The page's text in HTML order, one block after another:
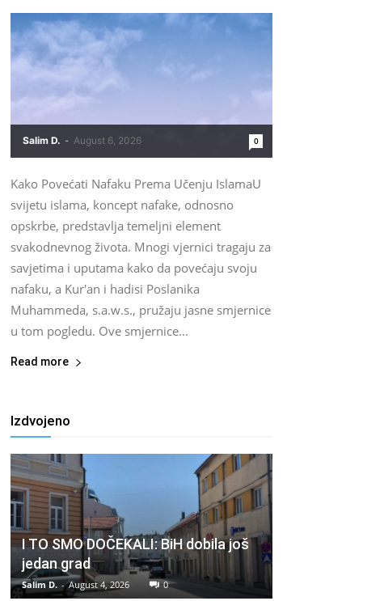
Salim D. - August 6, 2026 0
Kako Povećati Nafaku Prema Učenju IslamaU
svijetu islama, koncept nafake, odnosno
opskrbe, predstavlja temeljni element
svakodnevnog života. Mnogi vjernici tragaju za
savjetima i uputama kako da povećaju svoju
nafaku, a Kur'an i hadisi Poslanika
Muhammeda, s.a.w.s., pružaju jasne smjernice
u tom pogledu. Ove smjernice...
Read more
Izdvojeno
I TO SMO DOČEKALI: BiH dobila još
jedan grad
Salim D. - August 4, 2026 0